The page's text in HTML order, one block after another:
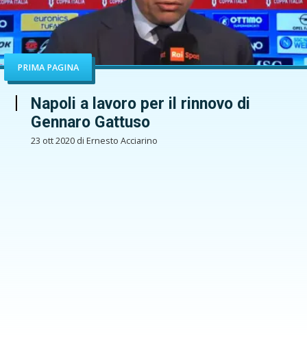
PRIMA PAGINA
Napoli a lavoro per il rinnovo di
Gennaro Gattuso
23 ott 2020 di Ernesto Acciarino